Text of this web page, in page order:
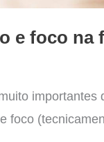
e foco na
importantes
foco